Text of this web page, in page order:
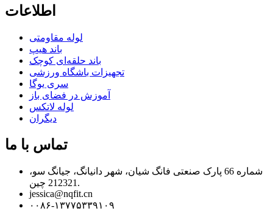
اطلاعات
لوله مقاومتی
باند هیپ
باند حلقه‌ای کوچک
تجهیزات باشگاه ورزشی
سری یوگا
آموزش در فضای باز
لوله لاتکس
دیگران
تماس با ما
شماره 66 پارک صنعتی فانگ شیان، شهر دانیانگ، جیانگ سو،
212321 چین.
jessica@nqfit.cn
۰۰۸۶-۱۳۷۷۵۳۳۹۱۰۹